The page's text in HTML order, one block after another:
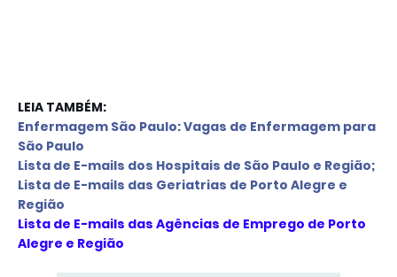
LEIA TAMBÉM:
Enfermagem São Paulo: Vagas de Enfermagem para
São Paulo
Lista de E-mails dos Hospitais de São Paulo e Região;
Lista de E-mails das Geriatrias de Porto Alegre e
Região
Lista de E-mails das Agências de Emprego de Porto
Alegre e Região